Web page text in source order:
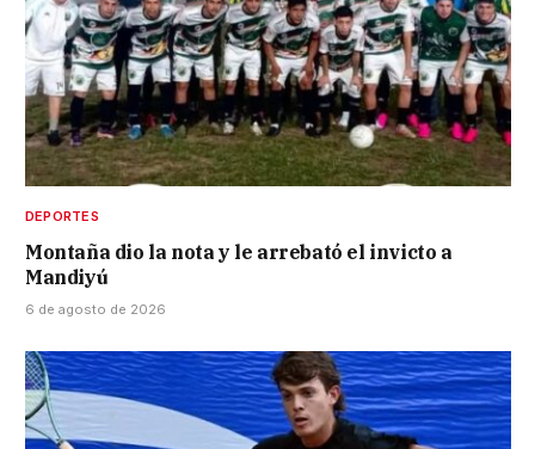
DEPORTES
Montaña dio la nota y le arrebató el invicto a
Mandiyú
6 de agosto de 2026